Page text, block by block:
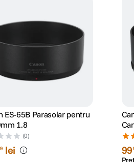
ES-65B Parasolar pentru
1.8
(0)
lei 99